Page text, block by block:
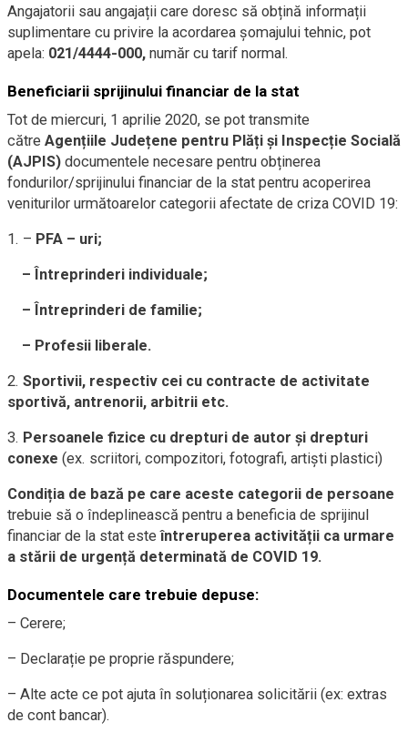
Angajatorii sau angajații care doresc să obțină informații
suplimentare cu privire la acordarea șomajului tehnic, pot
apela: 021/4444-000, număr cu tarif normal.
Beneficiarii sprijinului financiar de la stat
Tot de miercuri, 1 aprilie 2020, se pot transmite
către Agențiile Județene pentru Plăți și Inspecție Socială
(AJPIS) documentele necesare pentru obținerea
fondurilor/sprijinului financiar de la stat pentru acoperirea
veniturilor următoarelor categorii afectate de criza COVID 19:
1. – PFA – uri;
– Întreprinderi individuale;
– Întreprinderi de familie;
– Profesii liberale.
2. Sportivii, respectiv cei cu contracte de activitate
sportivă, antrenorii, arbitrii etc.
3. Persoanele fizice cu drepturi de autor și drepturi
conexe (ex. scriitori, compozitori, fotografi, artiști plastici)
Condiția de bază pe care aceste categorii de persoane
trebuie să o îndeplinească pentru a beneficia de sprijinul
financiar de la stat esteîntreruperea activității ca urmare
a stării de urgență determinată de COVID 19.
Documentele care trebuie depuse:
– Cerere;
– Declarație pe proprie răspundere;
– Alte acte ce pot ajuta în soluționarea solicitării (ex: extras
de cont bancar).